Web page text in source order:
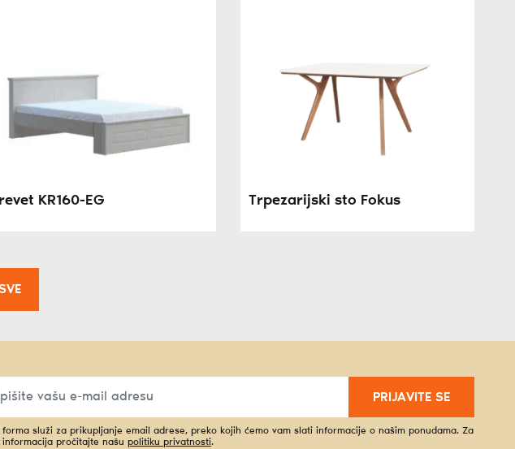
KR160-EG Trpezarijski sto Fokus
PRIJAVITE SE
forma služi za prikupljanje email adrese, preko kojih ćemo vam slati informacije o našim ponudama. Za
informacija pročitajte našu politiku privatnosti.